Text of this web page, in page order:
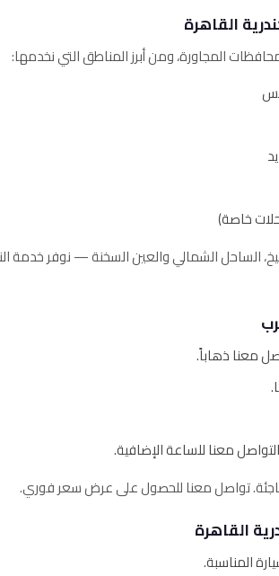
القاهرة
المجاورة، ومن أبرز المناطق التي نخدمها:
خاصة)
الساحل الشمالي والعين السخنة — نوفر خدمة
معنا ذهاباً.
معنا للساعة الإضافية.
تواصل معنا للحصول على عرض سعر فوري.
القاهرة